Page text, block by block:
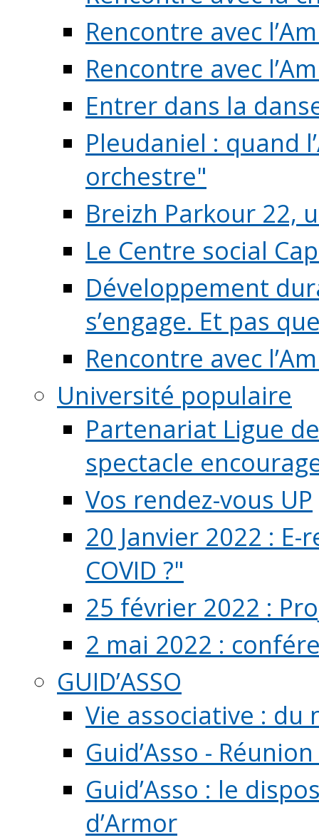
Rencontre avec
Rencontre avec
Entrer dans la
Pleudaniel : quand
orchestre"
Breizh Parkour 22,
Le Centre social
Développement
s’engage. Et pas
Rencontre avec
Université populaire
Partenariat Ligue
spectacle
Vos rendez-vous UP
20 Janvier 2022 :
COVID ?"
25 février 2022 :
2 mai 2022 :
GUID’ASSO
Vie associative : du
Guid’Asso -
Guid’Asso : le
d’Armor